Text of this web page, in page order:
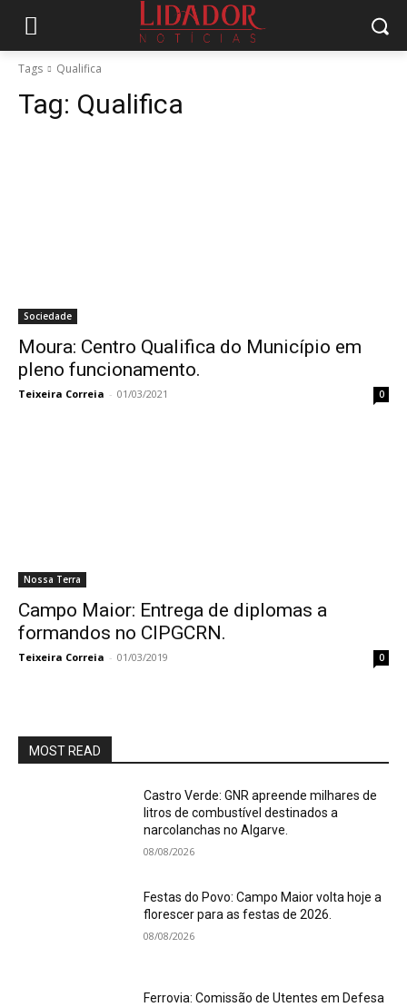
Tags Qualifica
Tag: Qualifica
Sociedade
Moura: Centro Qualifica do Município em
pleno funcionamento.
Teixeira Correia - 01/03/2021 0
Nossa Terra
Campo Maior: Entrega de diplomas a
formandos no CIPGCRN.
Teixeira Correia - 01/03/2019 0
MOST READ
Castro Verde: GNR apreende milhares de
litros de combustível destinados a
narcolanchas no Algarve.
08/08/2026
Festas do Povo: Campo Maior volta hoje a
florescer para as festas de 2026.
08/08/2026
Ferrovia: Comissão de Utentes em Defesa